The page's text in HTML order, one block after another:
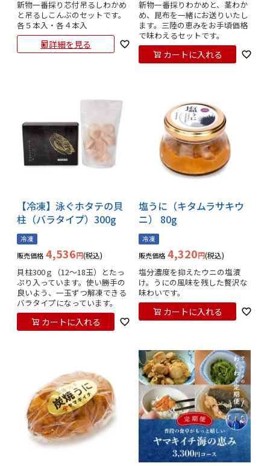
新物一番採り芯付吊るしわかめ
と吊るしこんぶのセットです。
各５本入・各４本入
詳細を見る
新物一番採りわかめと、茎わか
め、昆布を一緒にお送りいたし
ます。三陸の恵みをお手頃価格
で味わえるセットです。
カートに入れる
【冷凍】泳ぐホタテの貝
柱（バラタイプ）300g
冷凍
販売価格 4,536 税込
貝柱300ｇ（12～18玉）とたっ
ぷり入っています。使い勝手の
良いよう、一玉ずつ解凍できる
バラタイプになっています。
カートに入れる
塩うに（キタムラサキウ
ニ） 80g
冷凍
販売価格 4,320 税込
塩分濃度を抑えたウニの塩漬
け。うにの風味を残した贅沢な
味わいです。
カートに入れる